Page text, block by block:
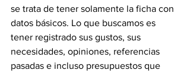
se trata de tener solamente la ficha con
datos básicos. Lo que buscamos es
tener registrado sus gustos, sus
necesidades, opiniones, referencias
pasadas e incluso presupuestos que